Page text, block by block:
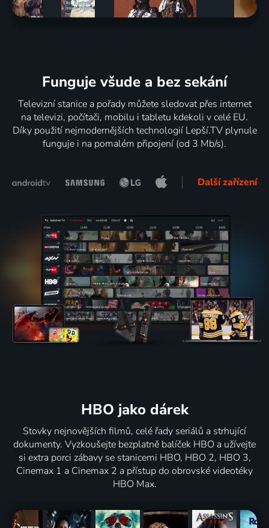
Funguje všude a bez sekání
Televizní stanice a pořady můžete sledovat přes internet
na televizi, počítači, mobilu i tabletu kdekoli v celé EU.
Díky použití nejmodernějších technologií Lepší.TV plynule
funguje i na pomalém připojení (od 3 Mb/s).
Další zařízení
HBO jako dárek
Stovky nejnovějších filmů, celé řady seriálů a strhující
dokumenty. Vyzkoušejte bezplatně balíček HBO a užívejte
si extra porci zábavy se stanicemi HBO, HBO 2, HBO 3,
Cinemax 1 a Cinemax 2 a přístup do obrovské videotéky
HBO Max.